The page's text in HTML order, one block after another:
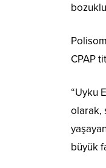
CPAP
“Uyku
olarak,
büyük